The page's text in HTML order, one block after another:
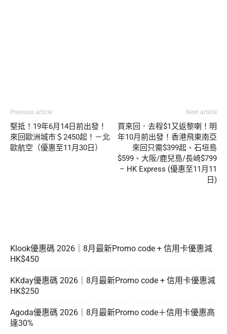
Previous article
堅抵！19年6月14日前出發！
來回歐洲城市＄2450起！－北
歐航空（優惠至11月30日）
Next article
買來回．去程$1又返黎喇！明
年10月前出發！香港飛東南亞
來回只需$399起、石垣島
$599、大阪/鹿兒島/長崎$799
– HK Express (優惠至11月11
日)
Klook優惠碼 2026｜8月最新Promo code + 信用卡優惠減
HK$450
KKday優惠碼 2026｜8月最新Promo code + 信用卡優惠減
HK$250
Agoda優惠碼 2026｜8月最新Promo code＋信用卡優惠高
達30%